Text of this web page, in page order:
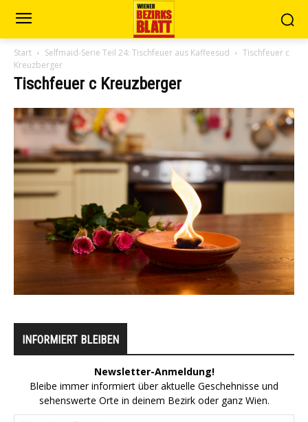
Start Selfmaid-Serie Teil 24: Tischfeuer aus Kaffeesud
Tischfeuer c
Kreuzberger
Tischfeuer c Kreuzberger
INFORMIERT BLEIBEN
Newsletter-Anmeldung!
Bleibe immer informiert über aktuelle Geschehnisse und
sehenswerte Orte in deinem Bezirk oder ganz Wien.